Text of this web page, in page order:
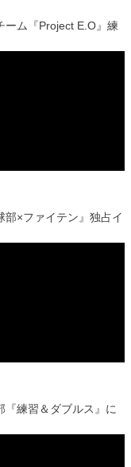
ム『Project E.O』練
×ファイテン』独占イ
練習＆ダブルス』に